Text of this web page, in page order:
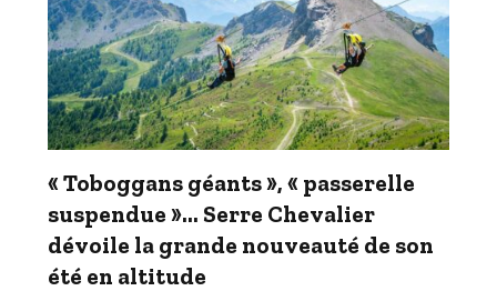
« Toboggans géants », « passerelle
suspendue »… Serre Chevalier
dévoile la grande nouveauté de son
été en altitude